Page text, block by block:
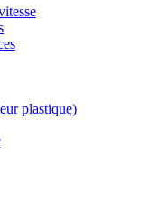
plastique)